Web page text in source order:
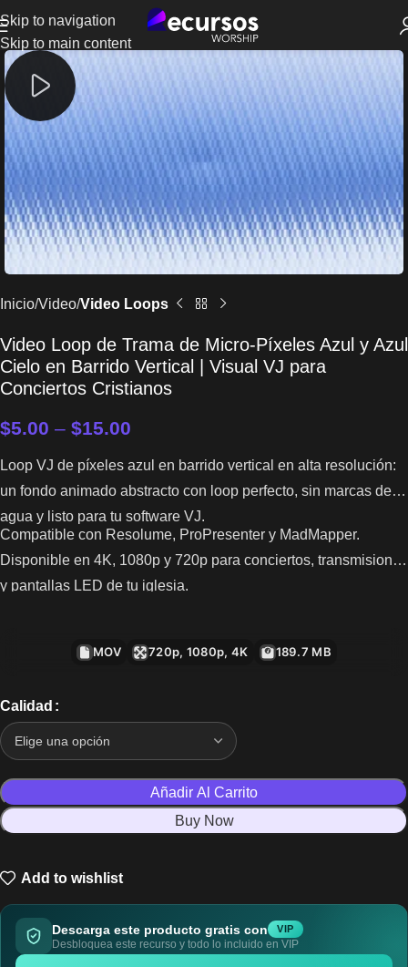
Skip to navigation
Skip to main content
Inicio Video Video Loops
Video Loop de Trama de Micro-Píxeles Azul y Azul
Cielo en Barrido Vertical | Visual VJ para
Conciertos Cristianos
$5.00 – $15.00
Loop VJ de píxeles azul en barrido vertical en alta resolución:
un fondo animado abstracto con loop perfecto, sin marcas de
agua y listo para tu software VJ.
Compatible con Resolume, ProPresenter y MadMapper.
Disponible en 4K, 1080p y 720p para conciertos, transmisiones
y pantallas LED de tu iglesia.
MOV 720p, 1080p, 4K 189.7 MB
Calidad
Añadir Al Carrito
Buy Now
Add to wishlist
Descarga este producto gratis con VIP
Desbloquea este recurso y todo lo incluido en VIP